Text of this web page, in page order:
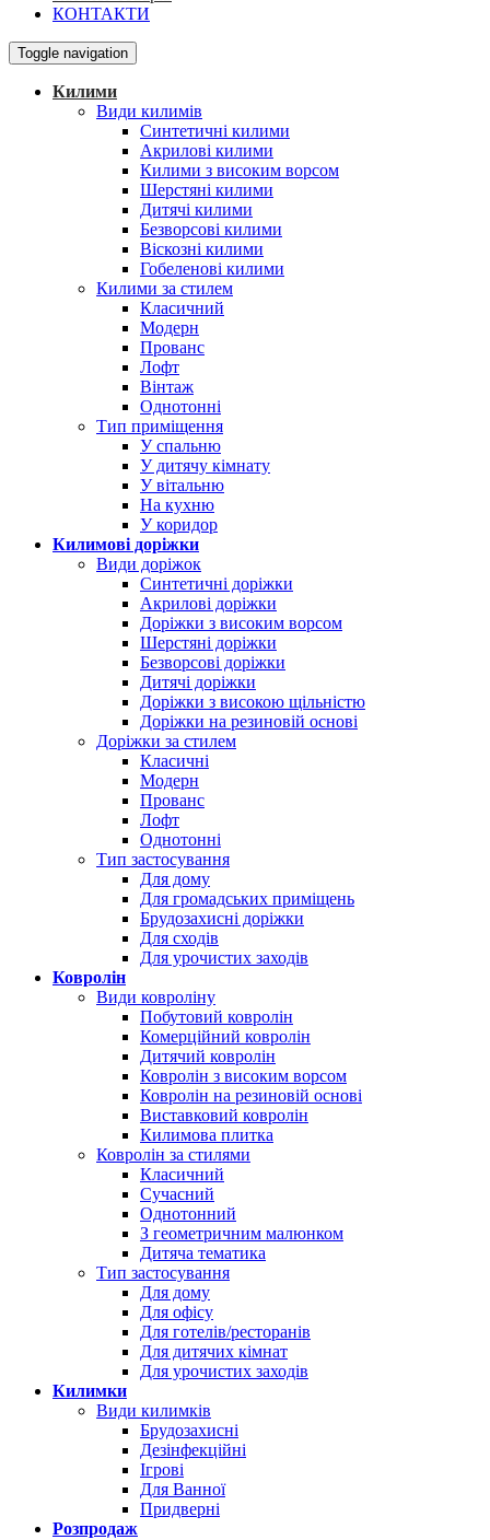
КОНТАКТИ
Toggle navigation
Килими
Види килимів
Синтетичні килими
Акрилові килими
Килими з високим ворсом
Шерстяні килими
Дитячі килими
Безворсові килими
Віскозні килими
Гобеленові килими
Килими за стилем
Класичний
Модерн
Прованс
Лофт
Вінтаж
Однотонні
Тип приміщення
У спальню
У дитячу кімнату
У вітальню
На кухню
У коридор
Килимові доріжки
Види доріжок
Синтетичні доріжки
Акрилові доріжки
Доріжки з високим ворсом
Шерстяні доріжки
Безворсові доріжки
Дитячі доріжки
Доріжки з високою щільністю
Доріжки на резиновій основі
Доріжки за стилем
Класичні
Модерн
Прованс
Лофт
Однотонні
Тип застосування
Для дому
Для громадських приміщень
Брудозахисні доріжки
Для сходів
Для урочистих заходів
Ковролін
Види ковроліну
Побутовий ковролін
Комерційний ковролін
Дитячий ковролін
Ковролін з високим ворсом
Ковролін на резиновій основі
Виставковий ковролін
Килимова плитка
Ковролін за стилями
Класичний
Сучасний
Однотонний
З геометричним малюнком
Дитяча тематика
Тип застосування
Для дому
Для офісу
Для готелів/ресторанів
Для дитячих кімнат
Для урочистих заходів
Килимки
Види килимків
Брудозахисні
Дезінфекційні
Ігрові
Для Ванної
Придверні
Розпродаж